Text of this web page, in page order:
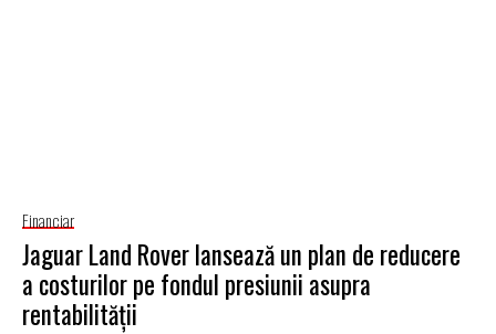
Financiar
Jaguar Land Rover lansează un plan de reducere
a costurilor pe fondul presiunii asupra
rentabilității